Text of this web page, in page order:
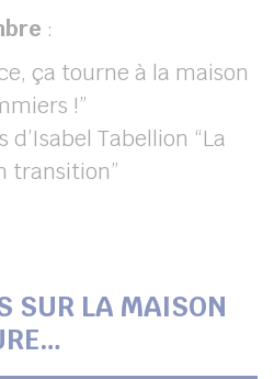
:
ça tourne à la maison
!”
Tabellion “La
transition”
SUR LA MAISON